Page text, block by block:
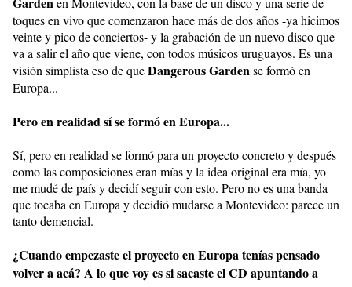
toques en vivo que comenzaron hace más de dos años -ya hicimos
veinte y pico de conciertos- y la grabación de un nuevo disco que
va a salir el año que viene, con todos músicos uruguayos. Es una
visión simplista eso de queDangerous Gardense formó en
Europa...
Pero en realidad sí se formó en Europa...
Sí, pero en realidad se formó para un proyecto concreto y después
como las composiciones eran mías y la idea original era mía, yo
me mudé de país y decidí seguir con esto. Pero no es una banda
que tocaba en Europa y decidió mudarse a Montevideo: parece un
tanto demencial.
¿Cuando empezaste el proyecto en Europa tenías pensado
volver a acá? A lo que voy es si sacaste el CD apuntando a